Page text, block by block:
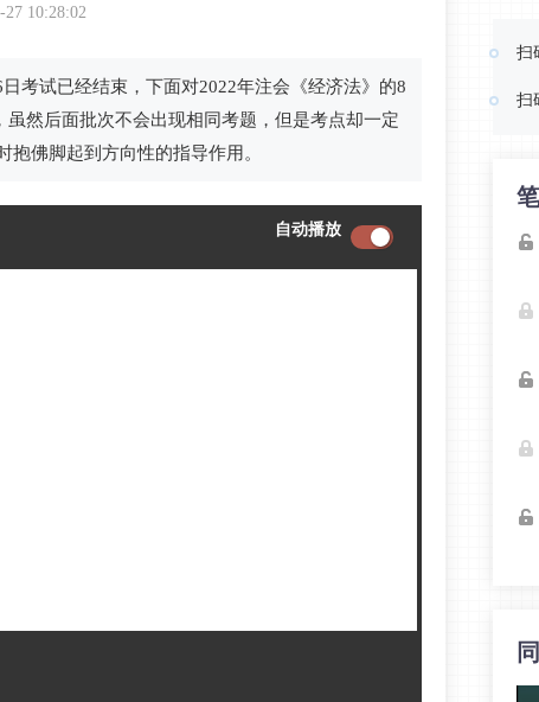
27 10:28:02
考试已经结束，下面对2022年注会《经济法》的8
虽然后面批次不会出现相同考题，但是考点却一定
佛脚起到方向性的指导作用。
自动播放
扫
扫